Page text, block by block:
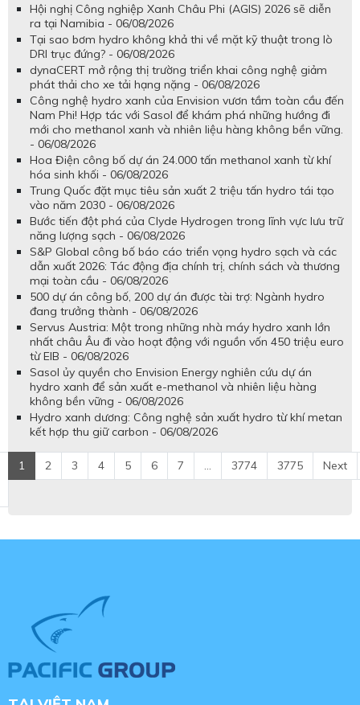
Hội nghị Công nghiệp Xanh Châu Phi (AGIS) 2026 sẽ diễn
ra tại Namibia - 06/08/2026
Tại sao bơm hydro không khả thi về mặt kỹ thuật trong lò
DRI trục đứng? - 06/08/2026
dynaCERT mở rộng thị trường triển khai công nghệ giảm
phát thải cho xe tải hạng nặng - 06/08/2026
Công nghệ hydro xanh của Envision vươn tầm toàn cầu đến
Nam Phi! Hợp tác với Sasol để khám phá những hướng đi
mới cho methanol xanh và nhiên liệu hàng không bền vững.
- 06/08/2026
Hoa Điện công bố dự án 24.000 tấn methanol xanh từ khí
hóa sinh khối - 06/08/2026
Trung Quốc đặt mục tiêu sản xuất 2 triệu tấn hydro tái tạo
vào năm 2030 - 06/08/2026
Bước tiến đột phá của Clyde Hydrogen trong lĩnh vực lưu trữ
năng lượng sạch - 06/08/2026
S&P Global công bố báo cáo triển vọng hydro sạch và các
dẫn xuất 2026: Tác động địa chính trị, chính sách và thương
mại toàn cầu - 06/08/2026
500 dự án công bố, 200 dự án được tài trợ: Ngành hydro
đang trưởng thành - 06/08/2026
Servus Austria: Một trong những nhà máy hydro xanh lớn
nhất châu Âu đi vào hoạt động với nguồn vốn 450 triệu euro
từ EIB - 06/08/2026
Sasol ủy quyền cho Envision Energy nghiên cứu dự án
hydro xanh để sản xuất e-methanol và nhiên liệu hàng
không bền vững - 06/08/2026
Hydro xanh dương: Công nghệ sản xuất hydro từ khí metan
kết hợp thu giữ carbon - 06/08/2026
1 2 3 4 5 6 7 ... 3774 3775 Next